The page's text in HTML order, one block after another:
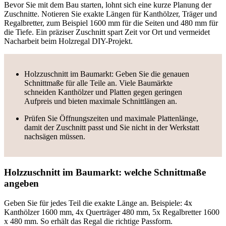
Bevor Sie mit dem Bau starten, lohnt sich eine kurze Planung der
Zuschnitte. Notieren Sie exakte Längen für Kanthölzer, Träger und
Regalbretter, zum Beispiel 1600 mm für die Seiten und 480 mm für
die Tiefe. Ein präziser Zuschnitt spart Zeit vor Ort und vermeidet
Nacharbeit beim Holzregal DIY-Projekt.
Holzzuschnitt im Baumarkt: Geben Sie die genauen
Schnittmaße für alle Teile an. Viele Baumärkte
schneiden Kanthölzer und Platten gegen geringen
Aufpreis und bieten maximale Schnittlängen an.
Prüfen Sie Öffnungszeiten und maximale Plattenlänge,
damit der Zuschnitt passt und Sie nicht in der Werkstatt
nachsägen müssen.
Holzzuschnitt im Baumarkt: welche Schnittmaße
angeben
Geben Sie für jedes Teil die exakte Länge an. Beispiele: 4x
Kanthölzer 1600 mm, 4x Querträger 480 mm, 5x Regalbretter 1600
x 480 mm. So erhält das Regal die richtige Passform.